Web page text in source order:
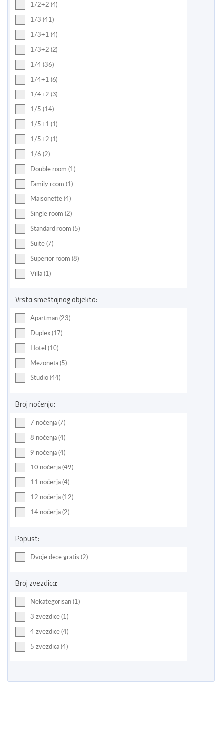
1/2+2 (4)
1/3 (41)
1/3+1 (4)
1/3+2 (2)
1/4 (36)
1/4+1 (6)
1/4+2 (3)
1/5 (14)
1/5+1 (1)
1/5+2 (1)
1/6 (2)
Double room (1)
Family room (1)
Maisonette (4)
Single room (2)
Standard room (5)
Suite (7)
Superior room (8)
Villa (1)
Vrsta smeštajnog objekta:
Apartman (23)
Duplex (17)
Hotel (10)
Mezoneta (5)
Studio (44)
Broj noćenja:
7 noćenja (7)
8 noćenja (4)
9 noćenja (4)
10 noćenja (49)
11 noćenja (4)
12 noćenja (12)
14 noćenja (2)
Popust:
Dvoje dece gratis (2)
Broj zvezdica:
Nekategorisan (1)
3 zvezdice (1)
4 zvezdice (4)
5 zvezdica (4)